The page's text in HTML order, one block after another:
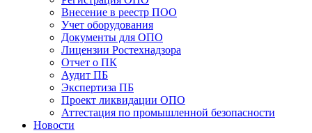
Внесение в реестр ПОО
Учет оборудования
Документы для ОПО
Лицензии Ростехнадзора
Отчет о ПК
Аудит ПБ
Экспертиза ПБ
Проект ликвидации ОПО
Аттестация по промышленной безопасности
Новости